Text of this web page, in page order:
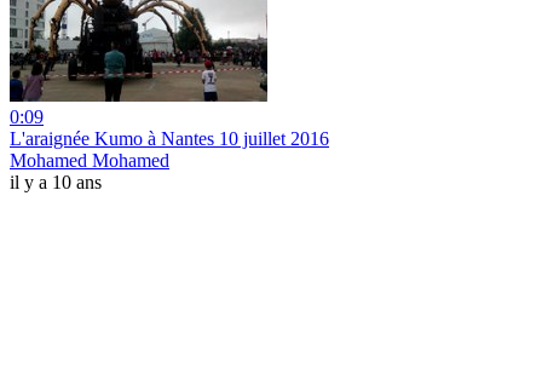
0:09
L'araignée Kumo à Nantes 10 juillet 2016
Mohamed Mohamed
il y a 10 ans